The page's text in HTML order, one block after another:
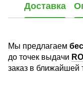
Доставка
Мы предлагаем
до точек выдачи
заказ в ближайшей